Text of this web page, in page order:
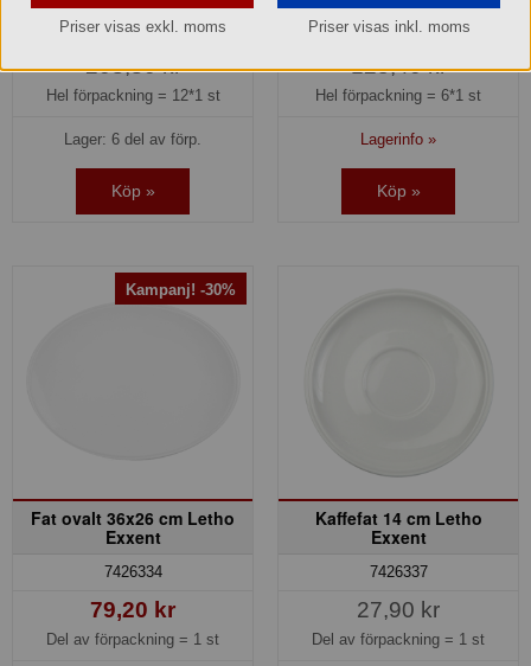
Del av förpackning =1 st
208,80 kr
Hel förpackning = 12*1 st
Lager: 6 del av förp.
Köp »
Del av förpackning =1 st
125,40 kr
Hel förpackning = 6*1 st
Lagerinfo »
Köp »
Kampanj! -30%
Fat ovalt 36x26 cm Letho
Exxent
7426334
79,20 kr
Del av förpackning = 1 st
Kaffefat 14 cm Letho
Exxent
7426337
27,90 kr
Del av förpackning = 1 st
Priser visas exkl. moms Priser visas inkl. moms